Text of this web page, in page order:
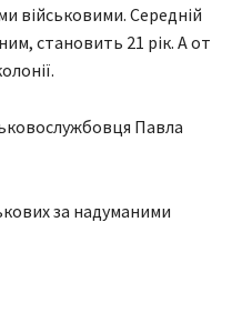
військовими. Середній
становить 21 рік. А от
Павла
за надуманими